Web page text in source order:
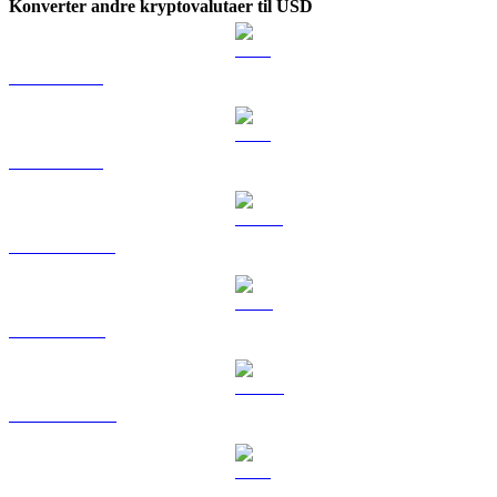
Konverter andre kryptovalutaer til USD